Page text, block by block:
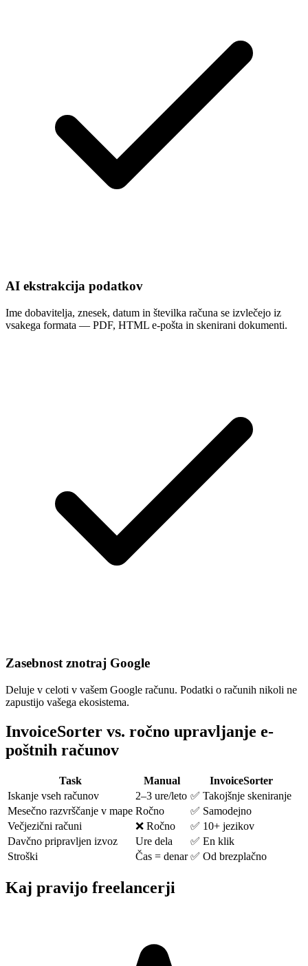
AI ekstrakcija podatkov
Ime dobavitelja, znesek, datum in številka računa se izvlečejo iz
vsakega formata — PDF, HTML e-pošta in skenirani dokumenti.
Zasebnost znotraj Google
Deluje v celoti v vašem Google računu. Podatki o računih nikoli ne
zapustijo vašega ekosistema.
InvoiceSorter vs. ročno upravljanje e-
poštnih računov
Task Manual
InvoiceSorter
Iskanje vseh računov
2–3 ure/leto ✅ Takojšnje skeniranje
Mesečno razvrščanje v mape Ročno
✅ Samodejno
Večjezični računi
❌ Ročno
✅ 10+ jezikov
Davčno pripravljen izvoz
Ure dela
✅ En klik
Stroški
Čas = denar ✅ Od brezplačno
Kaj pravijo freelancerji